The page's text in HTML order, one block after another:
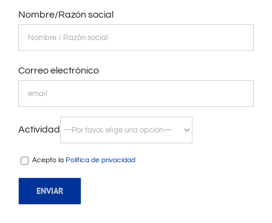
Nombre/Razón social
Correo electrónico
Actividad
Acepto la Política de privacidad